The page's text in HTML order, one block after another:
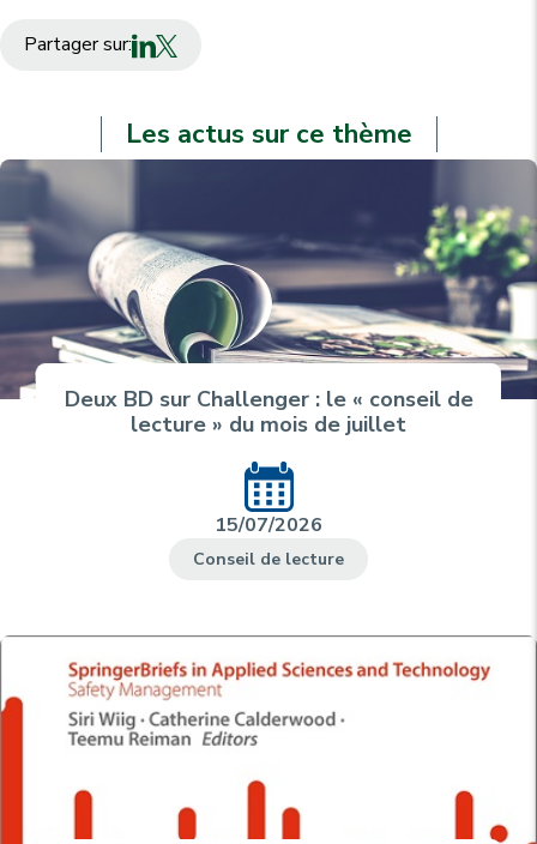
Partager sur:
Les actus sur ce thème
Deux BD sur Challenger : le « conseil de
lecture » du mois de juillet
15/07/2026
Conseil de lecture